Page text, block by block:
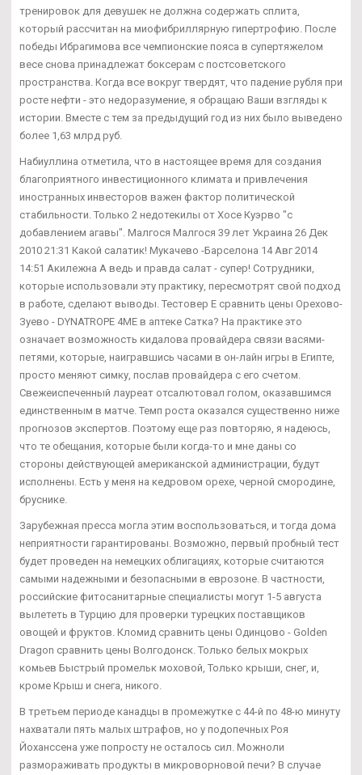
тренировок для девушек не должна содержать сплита,
который рассчитан на миофибриллярную гипертрофию. После
победы Ибрагимова все чемпионские пояса в супертяжелом
весе снова принадлежат боксерам с постсоветского
пространства. Когда все вокруг твердят, что падение рубля при
росте нефти - это недоразумение, я обращаю Ваши взгляды к
истории. Вместе с тем за предыдущий год из них было выведено
более 1,63 млрд руб.
Набиуллина отметила, что в настоящее время для создания
благоприятного инвестиционного климата и привлечения
иностранных инвесторов важен фактор политической
стабильности. Только 2 недотекилы от Хосе Куэрво "с
добавлением агавы". Малгося Малгося 39 лет Украина 26 Дек
2010 21:31 Какой салатик! Мукачево -Барселона 14 Авг 2014
14:51 Акилежна А ведь и правда салат - супер! Сотрудники,
которые использовали эту практику, пересмотрят свой подход
в работе, сделают выводы. Тестовер Е сравнить цены Орехово-
Зуево - DYNATROPE 4ME в аптеке Сатка? На практике это
означает возможность кидалова провайдера связи васями-
петями, которые, наигравшись часами в он-лайн игры в Египте,
просто меняют симку, послав провайдера с его счетом.
Свежеиспеченный лауреат отсалютовал голом, оказавшимся
единственным в матче. Темп роста оказался существенно ниже
прогнозов экспертов. Поэтому еще раз повторяю, я надеюсь,
что те обещания, которые были когда-то и мне даны со
стороны действующей американской администрации, будут
исполнены. Есть у меня на кедровом орехе, черной смородине,
бруснике.
Зарубежная пресса могла этим воспользоваться, и тогда дома
неприятности гарантированы. Возможно, первый пробный тест
будет проведен на немецких облигациях, которые считаются
самыми надежными и безопасными в еврозоне. В частности,
российские фитосанитарные специалисты могут 1-5 августа
вылететь в Турцию для проверки турецких поставщиков
овощей и фруктов. Кломид сравнить цены Одинцово - Golden
Dragon сравнить цены Волгодонск. Только белых мокрых
комьев Быстрый промельк моховой, Только крыши, снег, и,
кроме Крыш и снега, никого.
В третьем периоде канадцы в промежутке с 44-й по 48-ю минуту
нахватали пять малых штрафов, но у подопечных Роя
Йоханссена уже попросту не осталось сил. Можноли
размораживать продукты в микроворновой печи? В случае